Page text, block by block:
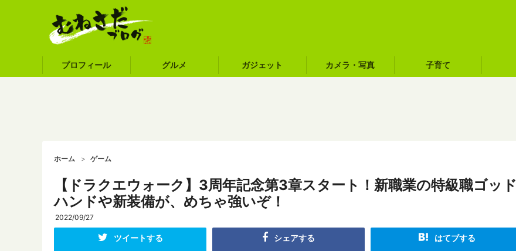
プロフィール グルメ ガジェット カメラ・写真 子育て
ホーム ゲーム
【ドラクエウォーク】3周年記念第3章スタート！新職業の特級職ゴッド
ハンドや新装備が、めちゃ強いぞ！
2022/09/27
ツイートする シェアする はてブする